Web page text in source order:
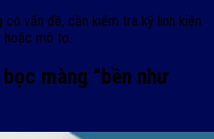
có vấn đề, cần kiểm tra kỹ linh kiện
hoặc mô tơ.
màng “bền như